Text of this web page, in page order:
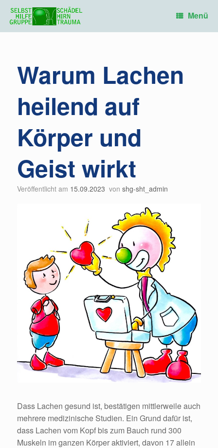
Inhalt
springen
Menü
Warum Lachen
heilend auf
Körper und
Geist wirkt
Veröffentlicht am 15.09.2023 von shg-sht_admin
Dass Lachen gesund ist, bestätigen mittlerweile auch
mehrere medizinische Studien. Ein Grund dafür ist,
dass Lachen vom Kopf bis zum Bauch rund 300
Muskeln im ganzen Körper aktiviert, davon 17 allein